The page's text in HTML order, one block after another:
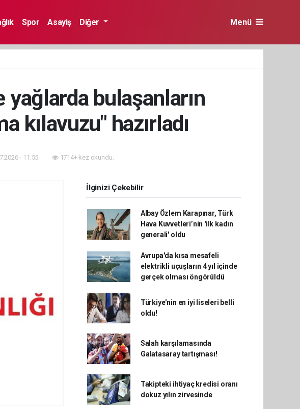
Spor Asayiş Diğer Menü
yağlarda bulaşanların
kılavuzu" hazırladı
- 11:55 1714+ kez okundu.
İlginizi Çekebilir
Albay Özlem Karapınar, Türk
Hava Kuvvetleri’nin 'ilk kadın
generali' oldu
Avrupa'da kısa mesafeli
elektrikli uçuşların 4 yıl içinde
gerçek olması öngörüldü
Türkiye'nin en iyi liseleri belli
oldu!
Salah karşılamasında
Galatasaray tartışması!
Takipteki ihtiyaç kredisi oranı
dokuz yılın zirvesinde